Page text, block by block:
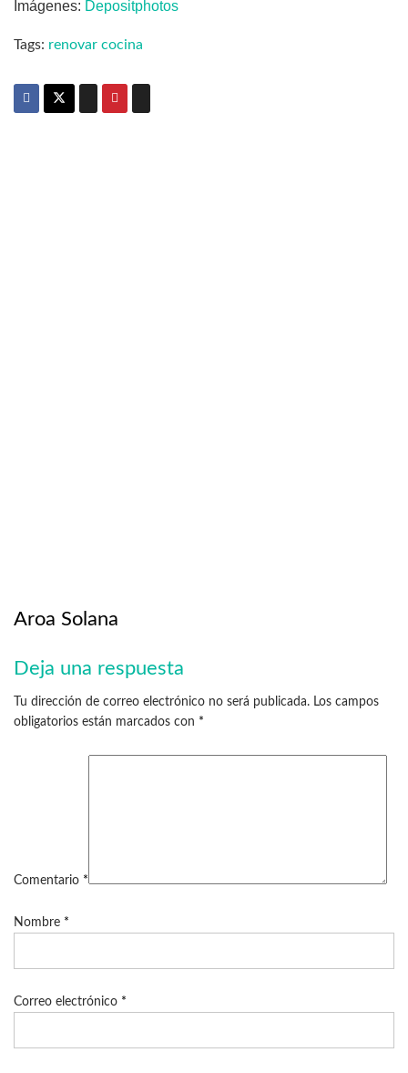
Imágenes: Depositphotos
Tags: renovar cocina
Aroa Solana
Deja una respuesta
Tu dirección de correo electrónico no será publicada. Los campos
obligatorios están marcados con *
Comentario *
Nombre *
Correo electrónico *